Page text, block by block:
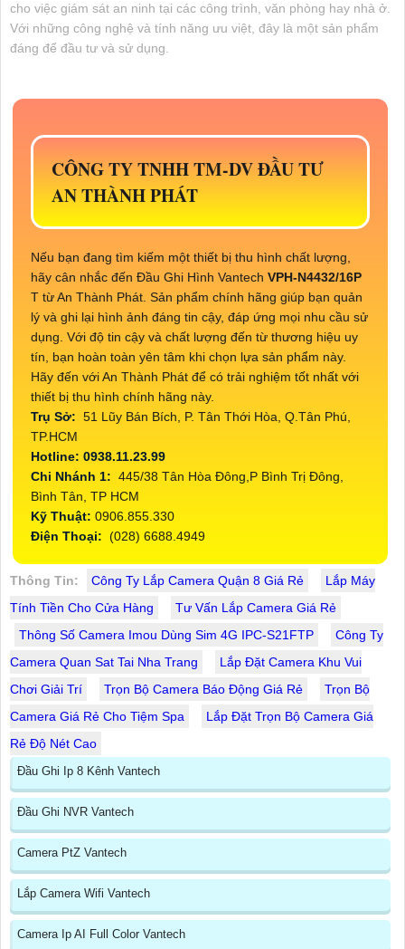
cho việc giám sát an ninh tại các công trình, văn phòng hay nhà ở.
Với những công nghệ và tính năng ưu việt, đây là một sản phẩm
đáng để đầu tư và sử dụng.
CÔNG TY TNHH TM-DV ĐẦU TƯ
AN THÀNH PHÁT
Nếu bạn đang tìm kiếm một thiết bị thu hình chất lượng,
hãy cân nhắc đến Đầu Ghi Hình Vantech VPH-N4432/16P
T từ An Thành Phát. Sản phẩm chính hãng giúp bạn quản
lý và ghi lại hình ảnh đáng tin cậy, đáp ứng mọi nhu cầu sử
dụng. Với độ tin cậy và chất lượng đến từ thương hiệu uy
tín, bạn hoàn toàn yên tâm khi chọn lựa sản phẩm này.
Hãy đến với An Thành Phát để có trải nghiệm tốt nhất với
thiết bị thu hình chính hãng này.
Trụ Sở: 51 Lũy Bán Bích, P. Tân Thới Hòa, Q.Tân Phú,
TP.HCM
Hotline: 0938.11.23.99
Chi Nhánh 1: 445/38 Tân Hòa Đông,P Bình Trị Đông,
Bình Tân, TP HCM
Kỹ Thuật: 0906.855.330
Điện Thoại: (028) 6688.4949
Thông Tin: Công Ty Lắp Camera Quận 8 Giá Rẻ
Lắp Máy
Tính Tiền Cho Cửa Hàng
Tư Vấn Lắp Camera Giá Rẻ
Thông Số Camera Imou Dùng Sim 4G IPC-S21FTP
Công Ty
Camera Quan Sat Tai Nha Trang
Lắp Đặt Camera Khu Vui
Chơi Giải Trí
Trọn Bộ Camera Báo Động Giá Rẻ
Trọn Bộ
Camera Giá Rẻ Cho Tiệm Spa
Lắp Đặt Trọn Bộ Camera Giá
Rẻ Độ Nét Cao
Đầu Ghi Ip 8 Kênh Vantech
Đầu Ghi NVR Vantech
Camera PtZ Vantech
Lắp Camera Wifi Vantech
Camera Ip AI Full Color Vantech